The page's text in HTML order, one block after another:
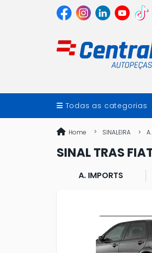
Todas as categorias
Home SINALEIRA
SINAL TRAS
A. IMPORTS